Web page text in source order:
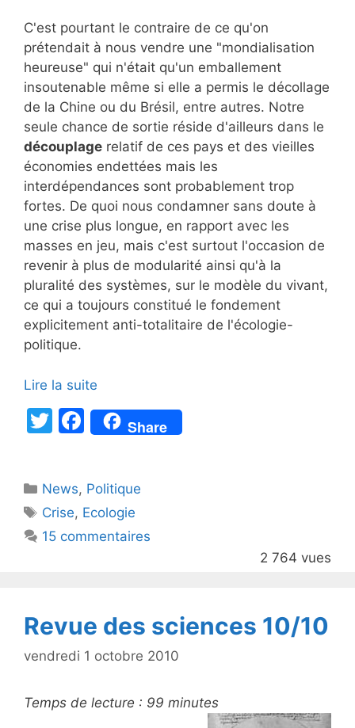
C'est pourtant le contraire de ce qu'on
prétendait à nous vendre une "mondialisation
heureuse" qui n'était qu'un emballement
insoutenable même si elle a permis le décollage
de la Chine ou du Brésil, entre autres. Notre
seule chance de sortie réside d'ailleurs dans le
découplage relatif de ces pays et des vieilles
économies endettées mais les
interdépendances sont probablement trop
fortes. De quoi nous condamner sans doute à
une crise plus longue, en rapport avec les
masses en jeu, mais c'est surtout l'occasion de
revenir à plus de modularité ainsi qu'à la
pluralité des systèmes, sur le modèle du vivant,
ce qui a toujours constitué le fondement
explicitement anti-totalitaire de l'écologie-
politique.
Lire la suite
T
er
F
a
e
b
o
Share
Catégories
News, Politique
Étiquettes
Crise, Ecologie
15 commentaires
2 764 vues
Revue des sciences 10/10
vendredi 1 octobre 2010
Temps de lecture : 99 minutes